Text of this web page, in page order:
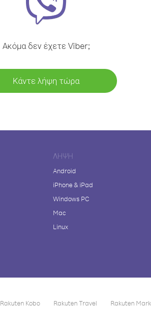
Ακόμα δεν έχετε Viber;
Κάντε λήψη τώρα
ΛΉΨΗ
Android
iPhone & iPad
Windows PC
Mac
Linux
Rakuten Kobo Rakuten Travel Rakuten